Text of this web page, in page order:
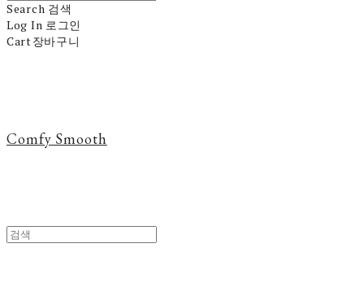
Search 검색
Log In 로그인
Cart장바구니
Comfy Smooth